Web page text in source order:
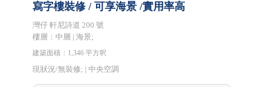
寫字樓裝修 / 可享海景 /實用率高
灣仔 軒尼詩道 200 號
樓層：中層 | 海景;
建築面積：1,346 平方呎
現狀況/無裝修; | 中央空調